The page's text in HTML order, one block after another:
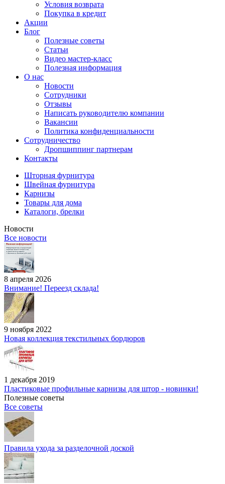
Условия возврата
Покупка в кредит
Акции
Блог
Полезные советы
Статьи
Видео мастер-класс
Полезная информация
О нас
Новости
Сотрудники
Отзывы
Написать руководителю компании
Вакансии
Политика конфиденциальности
Сотрудничество
Дропшиппинг партнерам
Контакты
Шторная фурнитура
Швейная фурнитура
Карнизы
Товары для дома
Каталоги, брелки
Новости
Все новости
8 апреля 2026
Внимание! Переезд склада!
9 ноября 2022
Новая коллекция текстильных бордюров
1 декабря 2019
Пластиковые профильные карнизы для штор - новинки!
Полезные советы
Все советы
Правила ухода за разделочной доской